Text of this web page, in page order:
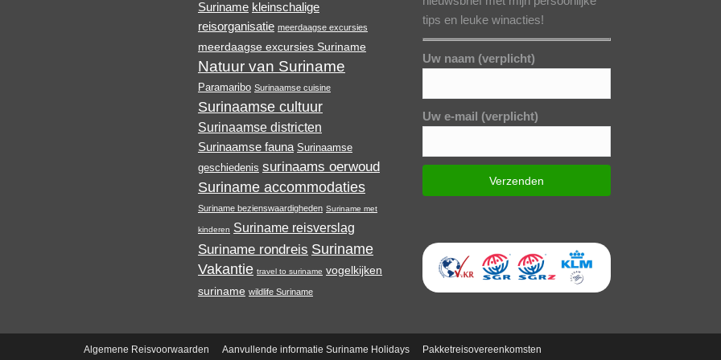
Suriname kleinschalige
reisorganisatie meerdaagse excursies
meerdaagse excursies Suriname
Natuur van Suriname
Paramaribo Surinaamse cuisine
Surinaamse cultuur
Surinaamse districten
Surinaamse fauna Surinaamse
geschiedenis surinaams oerwoud
Suriname accommodaties
Suriname bezienswaardigheden Suriname met
kinderen Suriname reisverslag
Suriname rondreis Suriname
Vakantie travel to suriname vogelkijken
suriname wildlife Suriname
tips en leuke winacties!
Uw naam (verplicht)
Uw e-mail (verplicht)
Algemene Reisvoorwaarden Aanvullende informatie Suriname Holidays Pakketreisovereenkomsten